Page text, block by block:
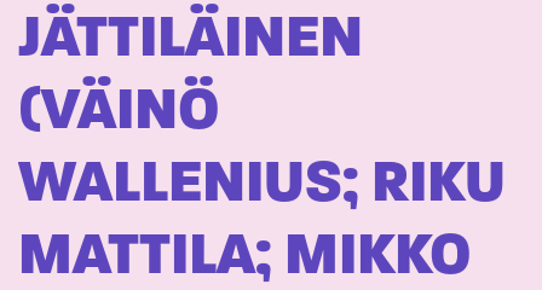
JÄTTILÄINEN
(VÄINÖ
WALLENIUS; RIKU
MATTILA; MIKKO